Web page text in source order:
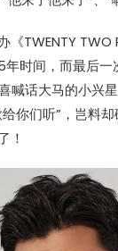
《TWENTY TWO
时间，而最后一
喊话大马的小兴
你们听”，岂料
！